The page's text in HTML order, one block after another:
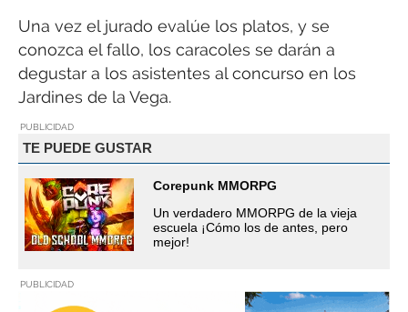
Una vez el jurado evalúe los platos, y se
conozca el fallo, los caracoles se darán a
degustar a los asistentes al concurso en los
Jardines de la Vega.
PUBLICIDAD
TE PUEDE GUSTAR
Corepunk MMORPG
Un verdadero MMORPG de la vieja
escuela ¡Cómo los de antes, pero
mejor!
PUBLICIDAD